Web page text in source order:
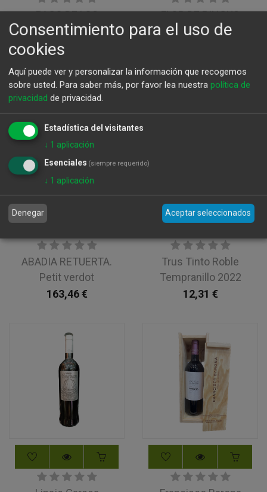
PAGO DE LOS
CAPELLANES.
Roble.2023
FLOR DE PINGUS
2021
ABADIA RETUERTA.
Petit verdot
163,46€
Trus Tinto Roble
Tempranillo 2022
12,31 €
Consentimiento para el uso de
cookies
Aquí puede ver y personalizar la información que recogemos
sobre usted. Para saber más, por favor lea nuestra política de
privacidad de privacidad.
Estadística del visitantes
↓ 1 aplicación
Esenciales (siempre requerido)
↓ 1 aplicación
Denegar Aceptar seleccionados